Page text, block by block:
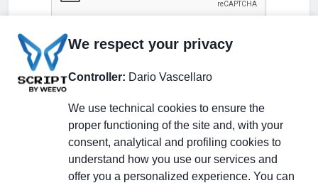
Partecipa alla discussione
We respect your privacy
Controller: Dario Vascellaro
We use technical cookies to ensure the
proper functioning of the site and, with your
consent, analytical and profiling cookies to
understand how you use our services and
offer you a personalized experience. You can